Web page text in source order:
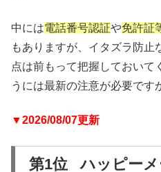
中には電話番号認証や免許証
もありますが、イタズラ防
点は前もって把握しておいて
うには最新の注意が必要です
▼2026/08/07更新
第1位 ハッピーメ